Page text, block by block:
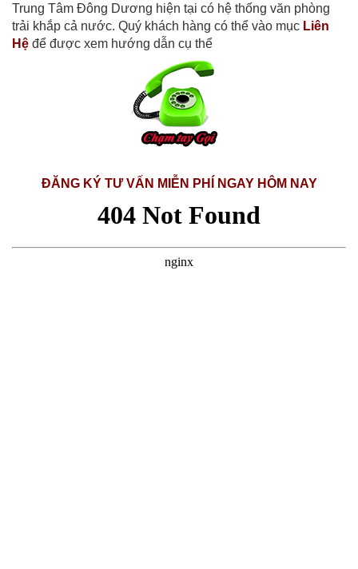
Trung Tâm Đông Dương hiện tại có hệ thống văn phòng
trải khắp cả nước. Quý khách hàng có thể vào mục Liên
Hệ để được xem hướng dẫn cụ thể
ĐĂNG KÝ TƯ VẤN MIỄN PHÍ NGAY HÔM NAY